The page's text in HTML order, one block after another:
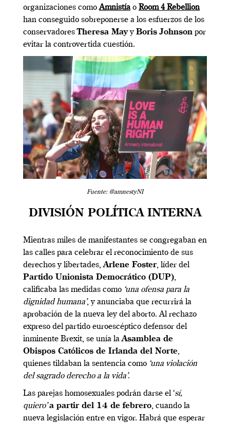
organizaciones comoAmnistíao Room 4 Rebellion
han conseguido sobreponerse a los esfuerzos de los
conservadoresTheresa MayyBoris Johnson por
evitar la controvertida cuestión.
Fuente: @amnestyNI
DIVISIÓN POLÍTICA INTERNA
Mientras miles de manifestantes se congregaban en
las calles para celebrar el reconocimiento de sus
derechos y libertades,Arlene Foster, líder del
Partido Unionista Democrático (DUP),
calificaba las medidas como ‘una ofensa para la
dignidad humana’, y anunciaba que recurrirá la
aprobación de la nueva ley del aborto. Al rechazo
expreso del partido euroescéptico defensor del
inminente Brexit, se unía laAsamblea de
Obispos Católicos de Irlanda del Norte,
quienes tildaban la sentencia como ‘una violación
del sagrado derecho a la vida’.
Las parejas homosexuales podrán darse el ‘sí,
quiero’ a partir del 14 de febrero, cuando la
nueva legislación entre en vigor. Habrá que esperar